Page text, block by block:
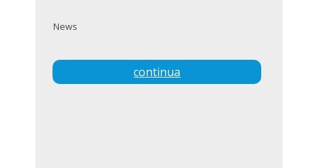
News
continua